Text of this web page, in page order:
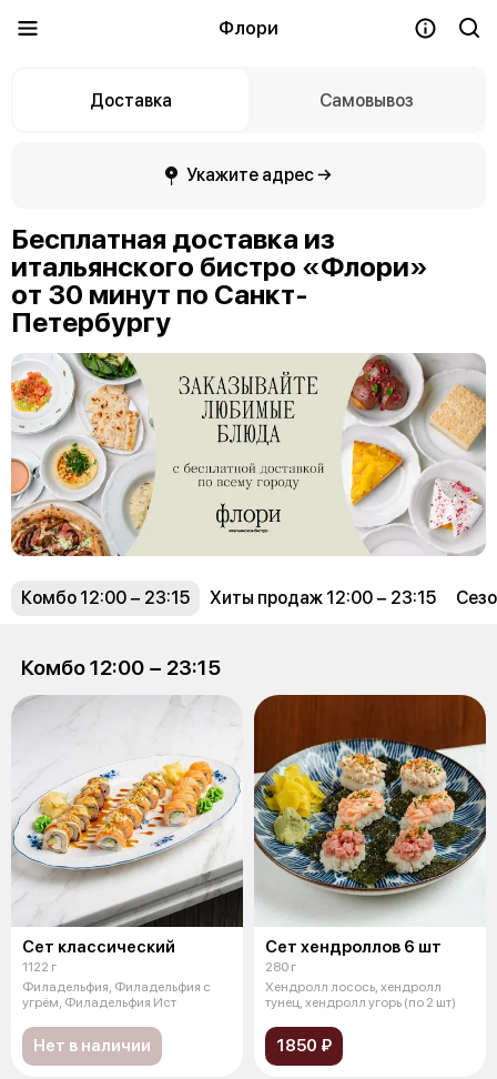
Флори
Доставка Самовывоз
Укажите адрес →
Бесплатная доставка из
итальянского бистро «Флори»
от 30 минут по Санкт-
Петербургу
Комбо 12:00 − 23:15 Хиты продаж 12:00 − 23:15
Комбо 12:00 − 23:15
Сет классический
1122 г
Филадельфия, Филадельфия с
угрём, Филадельфия Ист
Нет в наличии
Сет хендроллов 6 шт
280 г
Хендролл лосось, хендролл
тунец, хендролл угорь (по 2 шт)
1850 ₽